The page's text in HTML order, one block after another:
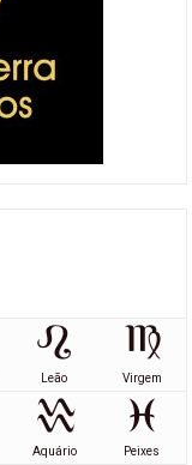
Leão Virgem
Aquário Peixes